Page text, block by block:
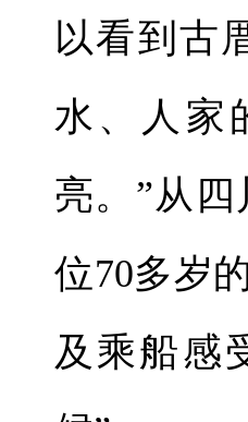
以看到古
水、人家
亮。”从
位70多岁
及乘船感